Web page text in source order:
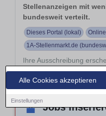
Alle Cookies akzeptieren
Einstellungen
Stellenanzeigen mit
bundesweit verteilt.
Dieses Portal (lokal)
1A-Stellenmarkt.de
Ihre Ausschreibung
Portalen – automatisch
💼 Jobs